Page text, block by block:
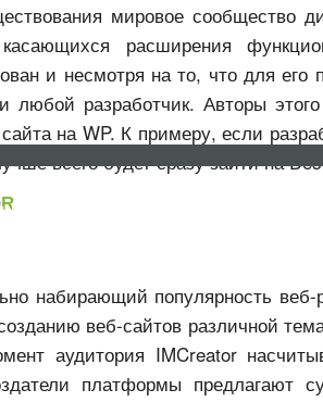
мировое сообщество
расширения
и несмотря на то, что для его
любой разработчик. Авторы
на WP. К примеру, если
всего будет сразу зайти на
набирающий популярность
веб-сайтов различной
аудитория IMCreator
платформы предлагают